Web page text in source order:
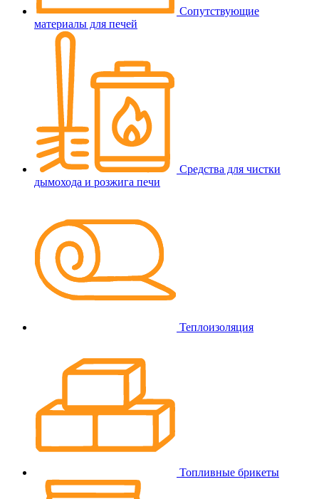
Сопутствующие
материалы для печей
Средства для чистки
дымохода и розжига печи
Теплоизоляция
Топливные брикеты